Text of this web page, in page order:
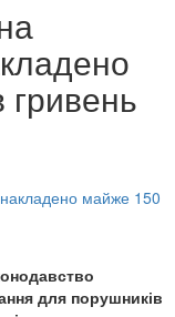
для порушників